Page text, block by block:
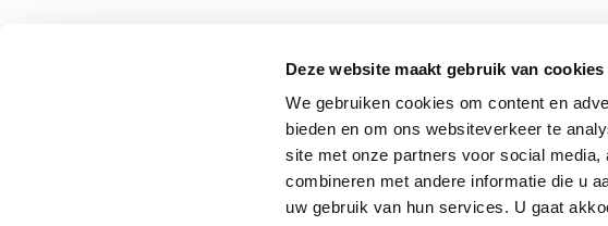
Deze website maakt gebruik van cookies
We gebruiken cookies om content en
bieden en om ons websiteverkeer te
site met onze partners voor social
combineren met andere informatie die u
uw gebruik van hun services. U gaat